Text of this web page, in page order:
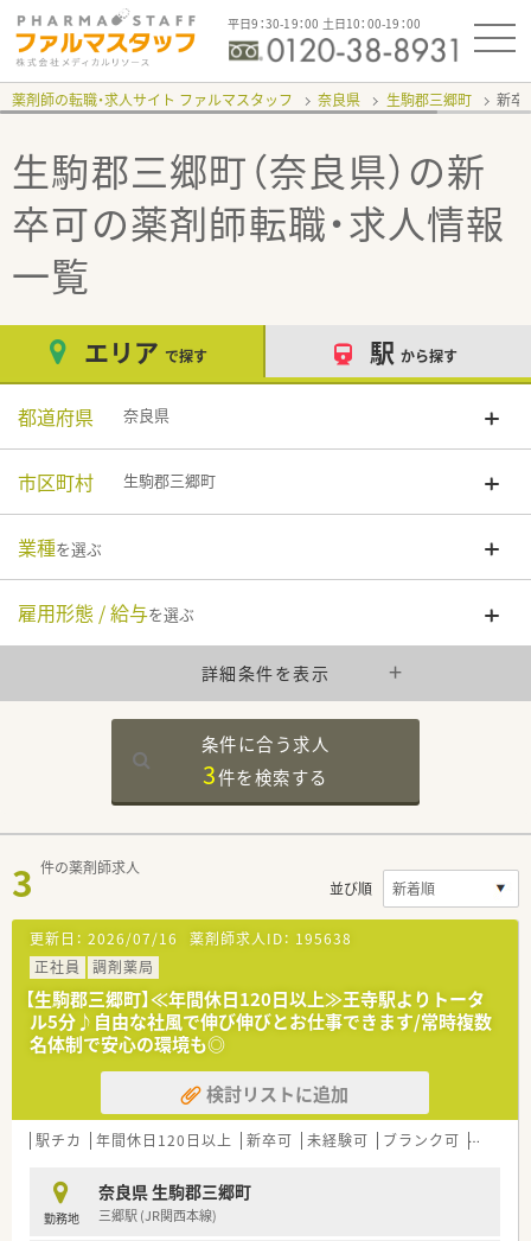
平日9：30-19：00 土日10：00-19：00
薬剤師の転職・求人サイト ファルマスタッフ 奈良県 生駒郡三郷町 新
生駒郡三郷町（奈良県）の新
卒可の薬剤師転職・求人情報
一覧
エリア で探す 駅 から探す
都道府県 奈良県
市区町村 生駒郡三郷町
業種を選ぶ
雇用形態 / 給与を選ぶ
詳細条件を表示
条件に合う求人
3件を検索する
3 件の薬剤師求人
並び順
更新日： 2026/07/16 薬剤師求人ID： 195638
正社員
調剤薬局
【生駒郡三郷町】≪年間休日120日以上≫王寺駅よりトータ
ル5分♪自由な社風で伸び伸びとお仕事できます/常時複数
名体制で安心の環境も◎
検討リストに追加
駅チカ 年間休日120日以上 新卒可 未経験可 ブランク可 住宅補
勤務地
奈良県 生駒郡三郷町
三郷駅 (JR関西本線)